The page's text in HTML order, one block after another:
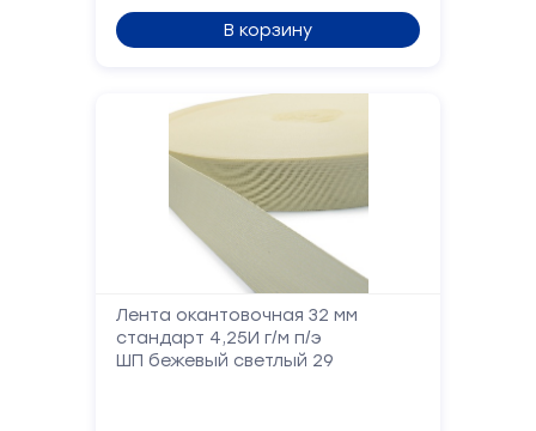
В корзину
Лента окантовочная 32 мм
стандарт 4,25И г/м п/э
ШП бежевый светлый 29
Форма
обратной
связи
Заполните